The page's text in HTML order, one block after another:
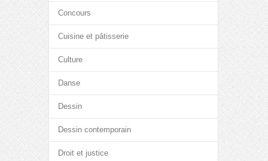
Concours
Cuisine et pâtisserie
Culture
Danse
Dessin
Dessin contemporain
Droit et justice